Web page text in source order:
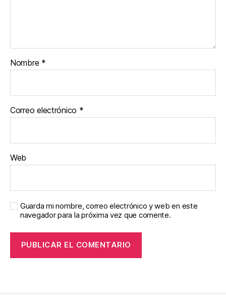
Nombre *
Correo electrónico *
Web
Guarda mi nombre, correo electrónico y web en este
navegador para la próxima vez que comente.